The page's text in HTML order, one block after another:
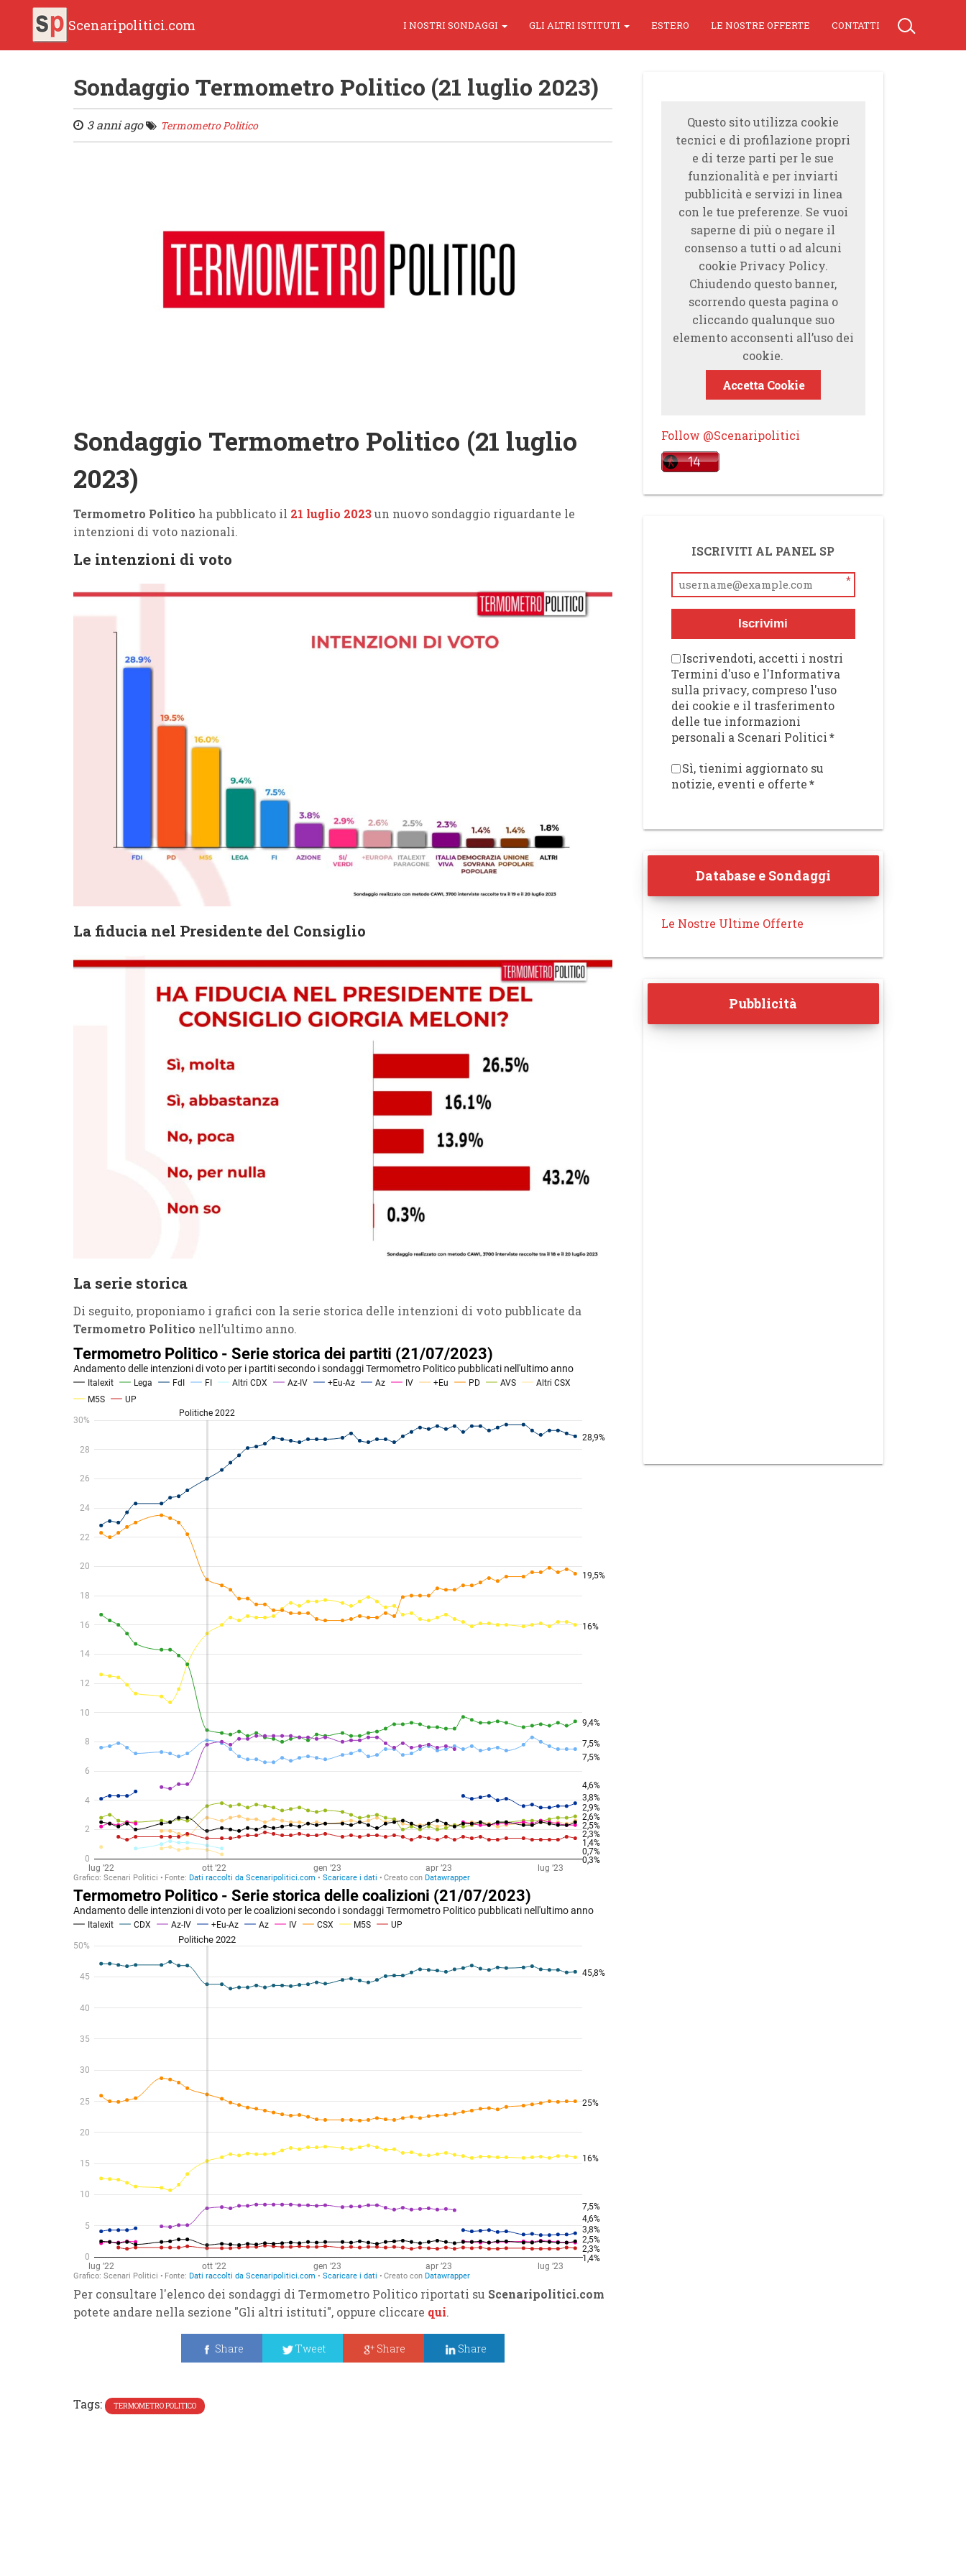
Scenaripolitici.com I NOSTRI SONDAGGI GLI ALTRI ISTITUTI ESTERO LE NOSTRE OFFERTE CONTATTI
Sondaggio Termometro Politico (21 luglio 2023)
3 anni ago Termometro Politico
Sondaggio Termometro Politico (21 luglio
2023)
Termometro Politico ha pubblicato il 21 luglio 2023un nuovo sondaggio riguardante le
intenzioni di voto nazionali.
Le intenzioni di voto
La fiducia nel Presidente del Consiglio
La serie storica
Di seguito, proponiamo i grafici con la serie storica delle intenzioni di voto pubblicate da
Termometro Politico nell’ultimo anno.
Per consultare l'elenco dei sondaggi di Termometro Politico riportati su Scenaripolitici.com
potete andare nella sezione "Gli altri istituti", oppure cliccare qui.
Share Tweet Share Share
Tags: TERMOMETRO POLITICO
Questo sito utilizza cookie
tecnici e di profilazione propri
e di terze parti per le sue
funzionalità e per inviarti
pubblicità e servizi in linea
con le tue preferenze. Se vuoi
saperne di più o negare il
consenso a tutti o ad alcuni
cookie Privacy Policy.
Chiudendo questo banner,
scorrendo questa pagina o
cliccando qualunque suo
elemento acconsenti all’uso dei
cookie.
Accetta Cookie
Follow @Scenaripolitici
ISCRIVITI AL PANEL SP
*
Iscrivimi
Iscrivendoti, accetti i nostri
Termini d'uso e l'Informativa
sulla privacy, compreso l'uso
dei cookie e il trasferimento
delle tue informazioni
personali a Scenari Politici*
Sì, tienimi aggiornato su
notizie, eventi e offerte*
Database e Sondaggi
Le Nostre Ultime Offerte
Pubblicità